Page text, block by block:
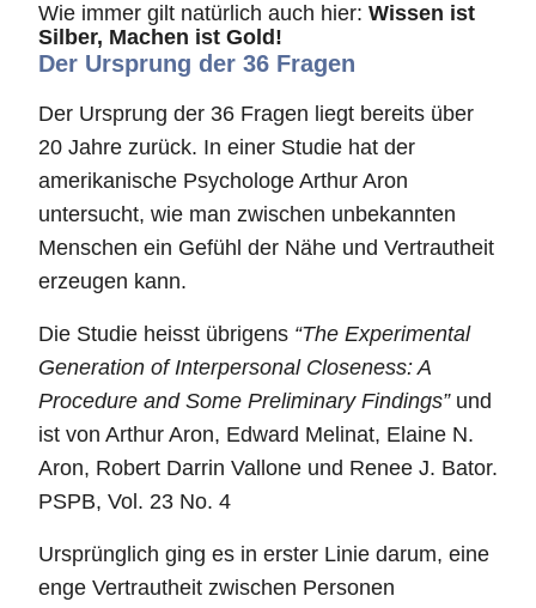
Wie immer gilt natürlich auch hier: Wissen ist
Silber, Machen ist Gold!
Der Ursprung der 36 Fragen
Der Ursprung der 36 Fragen liegt bereits über
20 Jahre zurück. In einer Studie hat der
amerikanische Psychologe Arthur Aron
untersucht, wie man zwischen unbekannten
Menschen ein Gefühl der Nähe und Vertrautheit
erzeugen kann.
Die Studie heisst übrigens “The Experimental
Generation of Interpersonal Closeness: A
Procedure and Some Preliminary Findings”und
ist von Arthur Aron, Edward Melinat, Elaine N.
Aron, Robert Darrin Vallone und Renee J. Bator.
PSPB, Vol. 23 No. 4
Ursprünglich ging es in erster Linie darum, eine
enge Vertrautheit zwischen Personen